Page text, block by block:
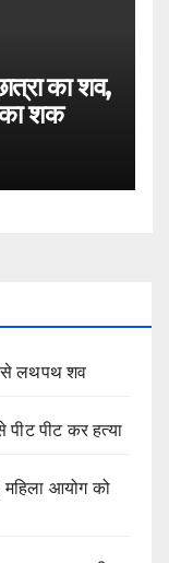
का शव,
शक
से लथपथ शव
पीट पीट कर हत्या
महिला आयोग को